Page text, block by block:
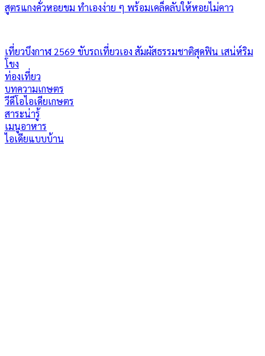
สูตรแกงคั่วหอยขม ทำเองง่าย ๆ พร้อมเคล็ดลับให้หอยไม่คาว
เที่ยวบึงกาฬ 2569 ขับรถเที่ยวเอง สัมผัสธรรมชาติสุดฟิน เสน่ห์ริม
โขง
ท่องเที่ยว
บทความเกษตร
วีดีโอไอเดียเกษตร
สาระน่ารู้
เมนูอาหาร
ไอเดียแบบบ้าน